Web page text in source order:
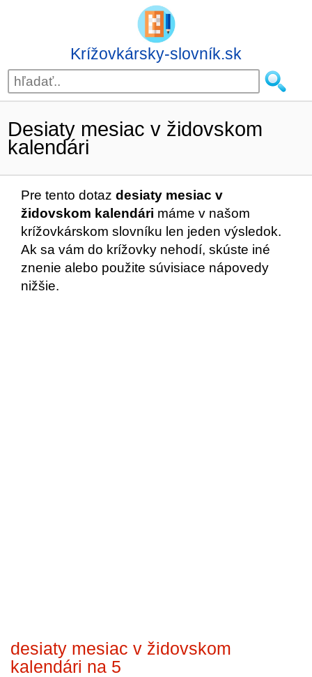
Krížovkársky-slovník.sk
Desiaty mesiac v židovskom
kalendári
Pre tento dotaz desiaty mesiac v
židovskom kalendári máme v našom
krížovkárskom slovníku len jeden výsledok.
Ak sa vám do krížovky nehodí, skúste iné
znenie alebo použite súvisiace nápovedy
nižšie.
desiaty mesiac v židovskom
kalendári na 5